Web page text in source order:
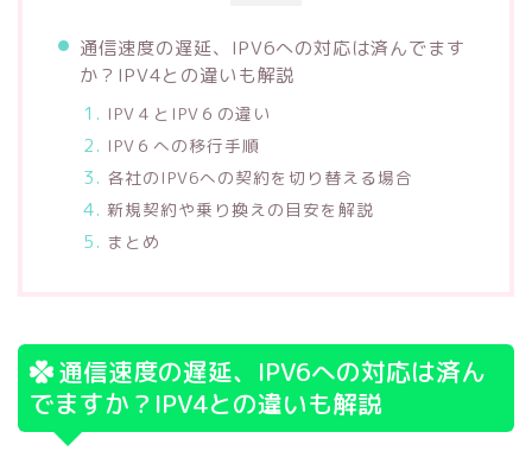
通信速度の遅延、IPV6への対応は済んでます
か？IPV4との違いも解説
IPV４とIPV６の違い
IPV６への移行手順
各社のIPV6への契約を切り替える場合
新規契約や乗り換えの目安を解説
まとめ
通信速度の遅延、IPV6への対応は済ん
でますか？IPV4との違いも解説